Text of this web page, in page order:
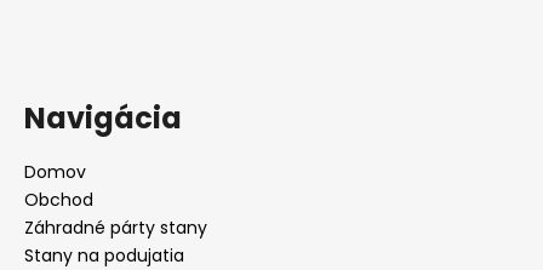
Navigácia
Domov
Obchod
Záhradné párty stany
Stany na podujatia